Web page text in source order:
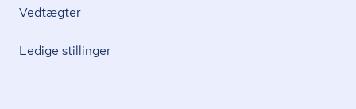
Vedtægter
Ledige stillinger